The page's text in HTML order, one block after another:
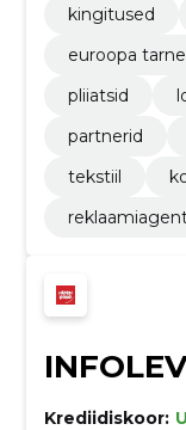
kingitused
euroopa tarne
pliiatsid
partnerid
tekstiil
Krediidiskoor: